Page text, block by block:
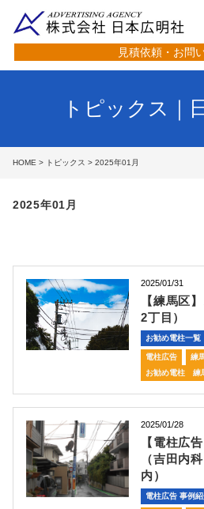
見積依頼・お問
トピックス｜
HOME > トピックス > 2025年01月
2025年01月
2025/01/31
【練馬区
2丁目）
お勧め電柱一覧
電柱広告 練
お勧め電柱 練
2025/01/28
【電柱広
（吉田内
内）
電柱広告 事例